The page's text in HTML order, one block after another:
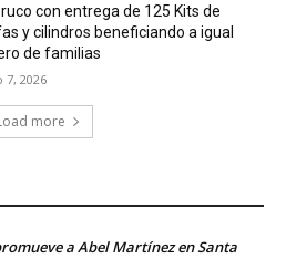
con entrega de 125 Kits de
y cilindros beneficiando a igual
de familias
7, 2026
more
a Abel Martínez en Santa